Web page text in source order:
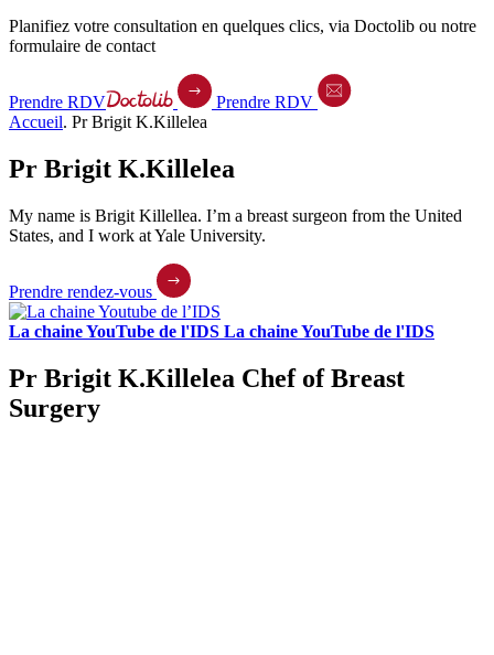
Planifiez votre consultation en quelques clics, via Doctolib ou notre
formulaire de contact
Prendre RDV
Prendre RDV
Accueil. Pr Brigit K.Killelea
Pr Brigit K.Killelea
My name is Brigit Killellea. I’m a breast surgeon from the United
States, and I work at Yale University.
Prendre rendez-vous
La chaine YouTube de l'IDS La chaine YouTube de l'IDS
Pr Brigit K.Killelea Chef of Breast
Surgery